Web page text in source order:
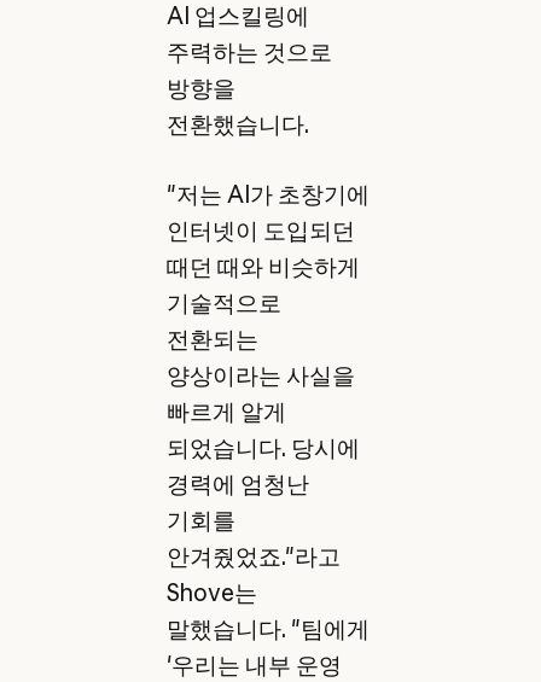
AI 업스킬링에
주력하는 것으로
방향을
전환했습니다.
"저는 AI가 초창기에
인터넷이 도입되던
때던 때와 비슷하게
기술적으로
전환되는
양상이라는 사실을
빠르게 알게
되었습니다. 당시에
경력에 엄청난
기회를
안겨줬었죠."라고
Shove는
말했습니다. "팀에게
'우리는 내부 운영